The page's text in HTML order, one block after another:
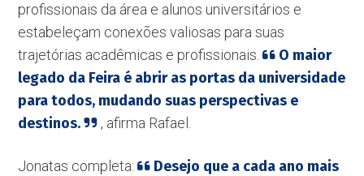
profissionais da área e alunos universitários e
estabeleçam conexões valiosas para suas
trajetórias acadêmicas e profissionais.
O maior
legado da Feira é abrir as portas da universidade
para todos, mudando suas perspectivas e
destinos.
, afirma Rafael.
Jonatas completa:
Desejo que a cada ano mais